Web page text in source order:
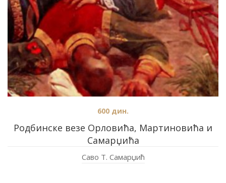
Родбинске везе Орловића, Мартиновића и
Самарџића
600 дин.
Саво Т. Самарџић